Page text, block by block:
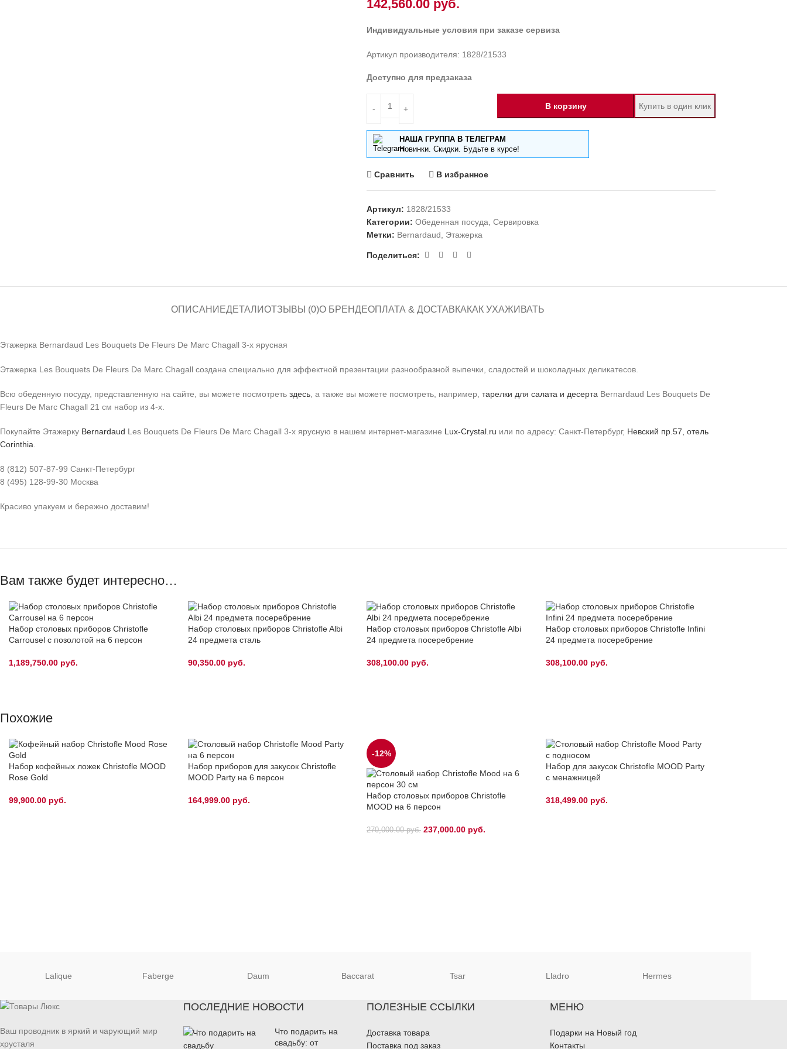
142,560.00 руб.
Индивидуальные условия при заказе сервиза
Артикул производителя: 1828/21533
Доступно для предзаказа
В корзину Купить в один клик
НАША ГРУППА В ТЕЛЕГРАМ
Новинки. Скидки. Будьте в курсе!
Сравнить В избранное
Артикул: 1828/21533
Категории: Обеденная посуда Сервировка
Метки: Bernardaud Этажерка
Поделиться:
ОПИСАНИЕДЕТАЛИОТЗЫВЫ (0)О БРЕНДЕОПЛАТА & ДОСТАВКАКАК УХАЖИВАТЬ
Этажерка Bernardaud Les Bouquets De Fleurs De Marc Chagall 3-х ярусная
Этажерка Les Bouquets De Fleurs De Marc Chagall создана специально для эффектной презентации разнообразной выпечки, сладостей и шоколадных деликатесов.
Всю обеденную посуду, представленную на сайте, вы можете посмотреть здесь , а также вы можете посмотреть, например, тарелки для салата и десерта Bernardaud Les Bouquets De
Fleurs De Marc Chagall 21 см набор из 4-х.
Покупайте Этажерку Bernardaud Les Bouquets De Fleurs De Marc Chagall 3-х ярусную в нашем интернет-магазине Lux-Crystal.ru или по адресу: Санкт-Петербург, Невский пр.57, отель
Corinthia
8 (812) 507-87-99 Санкт-Петербург
8 (495) 128-99-30 Москва
Красиво упакуем и бережно доставим!
Вам также будет интересно…
Набор столовых приборов Christofle
Carrousel с позолотой на 6 персон
1,189,750.00 руб.
Набор столовых приборов Christofle Albi
24 предмета сталь
90,350.00 руб.
Набор столовых приборов Christofle Albi
24 предмета посеребрение
308,100.00 руб.
Набор столовых приборов Christofle Infini
24 предмета посеребрение
308,100.00 руб.
Похожие
Набор кофейных ложек Christofle MOOD
Rose Gold
99,900.00 руб.
Набор приборов для закусок Christofle
MOOD Party на 6 персон
164,999.00 руб.
-12%
Набор столовых приборов Christofle
MOOD на 6 персон
270,000.00руб. 237,000.00 руб.
Набор для закусок Christofle MOOD Party
с менажницей
318,499.00 руб.
Lalique Faberge Daum Baccarat Tsar Lladro Hermes
Ваш проводник в яркий и чарующий мир
хрусталя
ПОСЛЕДНИЕ НОВОСТИ
Что подарить на
свадьбу: от
ПОЛЕЗНЫЕ ССЫЛКИ
Доставка товара
Поставка под заказ
МЕНЮ
Подарки на Новый год
Контакты